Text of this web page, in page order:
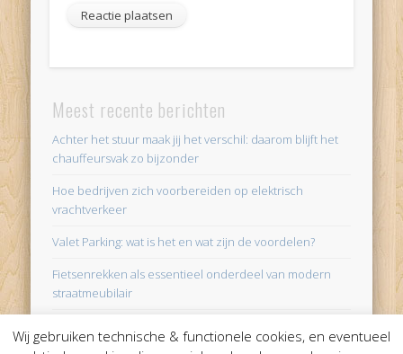
Meest recente berichten
Achter het stuur maak jij het verschil: daarom blijft het
chauffeursvak zo bijzonder
Hoe bedrijven zich voorbereiden op elektrisch
vrachtverkeer
Valet Parking: wat is het en wat zijn de voordelen?
Fietsenrekken als essentieel onderdeel van modern
straatmeubilair
luxe touringcars
Wij gebruiken technische & functionele cookies, en eventueel